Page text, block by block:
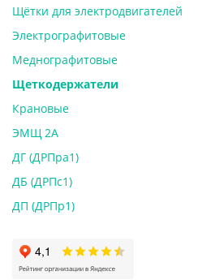
Щётки для электродвигателей
Электрографитовые
Меднографитовые
Щеткодержатели
Крановые
ЭМЩ 2А
ДГ (ДРПра1)
ДБ (ДРПс1)
ДП (ДРПр1)